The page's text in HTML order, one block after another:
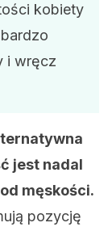
kobiety
i wręcz
jest nadal
męskości.
pozycję